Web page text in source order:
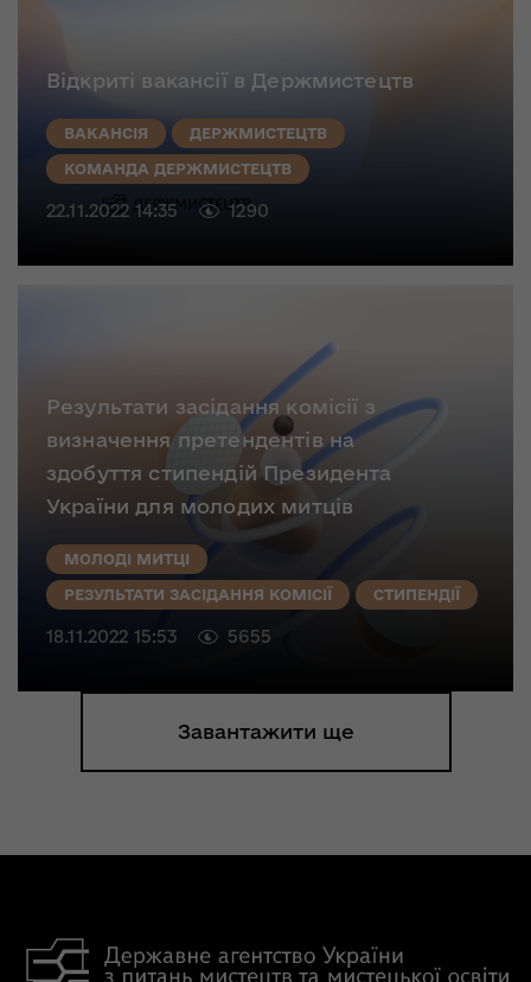
Відкриті вакансії в Держмистецтв
ВАКАНСІЯ ДЕРЖМИСТЕЦТВ
КОМАНДА ДЕРЖМИСТЕЦТВ
22.11.2022 14:35 1290
Результати засідання комісії з
визначення претендентів на
здобуття стипендій Президента
України для молодих митців
МОЛОДІ МИТЦІ
РЕЗУЛЬТАТИ ЗАСІДАННЯ КОМІСІЇ СТИПЕНДІЇ
18.11.2022 15:53 5655
Завантажити ще